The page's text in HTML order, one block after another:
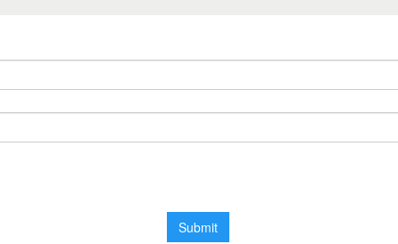
con este producto fue en Puerto del Rosario
por la estudiante de arquitectura y diseño
de niños con discapacidad a realizar esta
con la colaboración del artista del grafitti
mural en Almansa (Albacete) como trabajo final del
de Bellas artes en la UPV de Valencia. El interés
mínima huella ecológica, le condujo a investigar
las pinturas fotocatalíticas de Airlite y sus